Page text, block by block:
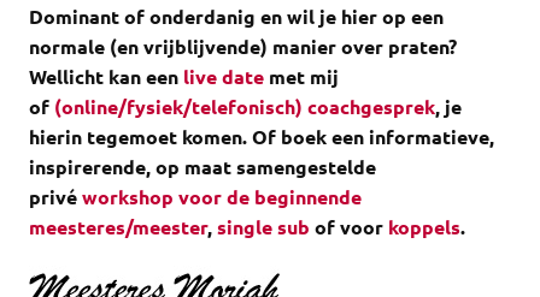
Dominant of onderdanig en wil je hier op een
normale (en vrijblijvende) manier over praten?
Wellicht kan een live date met mij
of (online/fysiek/telefonisch) coachgesprek, je
hierin tegemoet komen.Of boek een informatieve,
inspirerende, op maat samengestelde
privéworkshop voor de beginnende
meesteres/meester,single sub of voor koppels.